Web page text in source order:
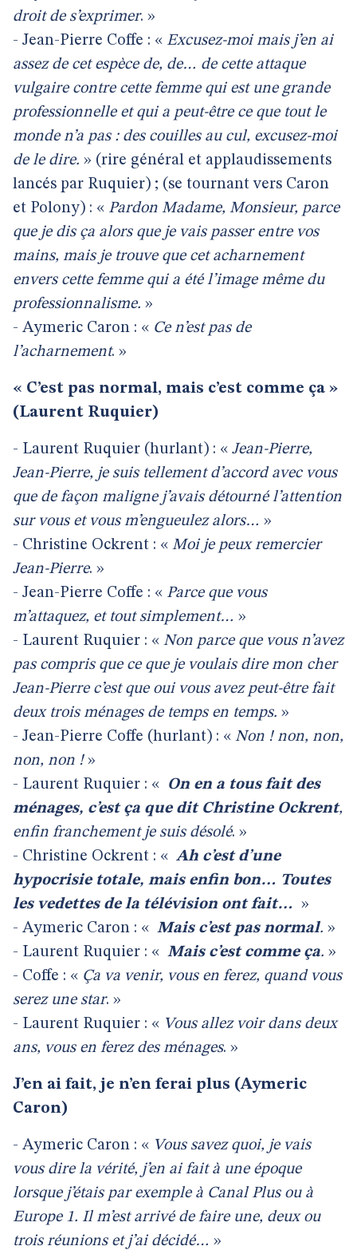
droit de s’exprimer. »
- Jean-Pierre Coffe : « Excusez-moi mais j’en ai
assez de cet espèce de, de… de cette attaque
vulgaire contre cette femme qui est une grande
professionnelle et qui a peut-être ce que tout le
monde n’a pas : des couilles au cul, excusez-moi
de le dire. » (rire général et applaudissements
lancés par Ruquier) ; (se tournant vers Caron
et Polony) : « Pardon Madame, Monsieur, parce
que je dis ça alors que je vais passer entre vos
mains, mais je trouve que cet acharnement
envers cette femme qui a été l’image même du
professionnalisme. »
- Aymeric Caron : « Ce n’est pas de
l’acharnement. »
« C’est pas normal, mais c’est comme ça »
(Laurent Ruquier)
- Laurent Ruquier (hurlant) : « Jean-Pierre,
Jean-Pierre, je suis tellement d’accord avec vous
que de façon maligne j’avais détourné l’attention
sur vous et vous m’engueulez alors… »
- Christine Ockrent : « Moi je peux remercier
Jean-Pierre. »
- Jean-Pierre Coffe : « Parce que vous
m’attaquez, et tout simplement… »
- Laurent Ruquier : « Non parce que vous n’avez
pas compris que ce que je voulais dire mon cher
Jean-Pierre c’est que oui vous avez peut-être fait
deux trois ménages de temps en temps. »
- Jean-Pierre Coffe (hurlant) : « Non ! non, non,
non, non !»
- Laurent Ruquier : « On en a tous fait des
ménages, c’est ça que dit Christine Ockrent,
enfin franchement je suis désolé. »
- Christine Ockrent : « Ah c’est d’une
hypocrisie totale, mais enfin bon… Toutes
les vedettes de la télévision ont fait… »
- Aymeric Caron : « Mais c’est pas normal. »
- Laurent Ruquier : « Mais c’est comme ça. »
- Coffe : « Ça va venir, vous en ferez, quand vous
serez une star. »
- Laurent Ruquier : « Vous allez voir dans deux
ans, vous en ferez des ménages. »
J’en ai fait, je n’en ferai plus (Aymeric
Caron)
- Aymeric Caron : « Vous savez quoi, je vais
vous dire la vérité, j’en ai fait à une époque
lorsque j’étais par exemple à Canal Plus ou à
Europe 1. Il m’est arrivé de faire une, deux ou
trois réunions et j’ai décidé… »